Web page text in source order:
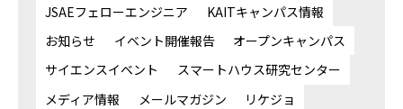
JSAEフェローエンジニア
KAITキャンパス情報
お知らせ
イベント開催報告
オープンキャンパス
サイエンスイベント
スマートハウス研究センター
メディア情報
メールマガジン
リケジョ